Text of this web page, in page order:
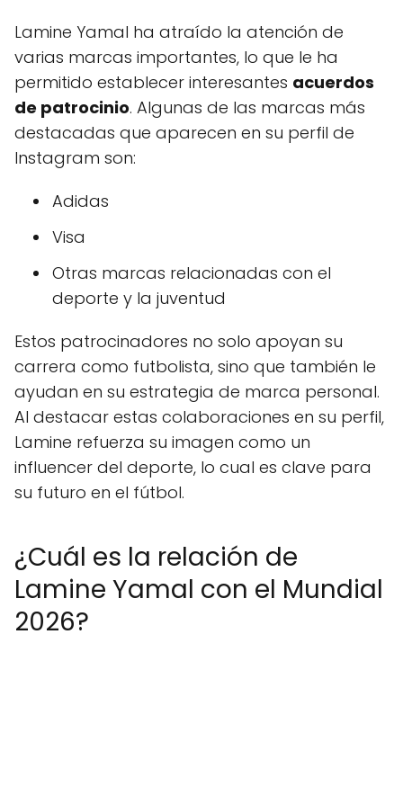
Lamine Yamal ha atraído la atención de
varias marcas importantes, lo que le ha
permitido establecer interesantes acuerdos
de patrocinio. Algunas de las marcas más
destacadas que aparecen en su perfil de
Instagram son:
Adidas
Visa
Otras marcas relacionadas con el
deporte y la juventud
Estos patrocinadores no solo apoyan su
carrera como futbolista, sino que también le
ayudan en su estrategia de marca personal.
Al destacar estas colaboraciones en su perfil,
Lamine refuerza su imagen como un
influencer del deporte, lo cual es clave para
su futuro en el fútbol.
¿Cuál es la relación de
Lamine Yamal con el Mundial
2026?